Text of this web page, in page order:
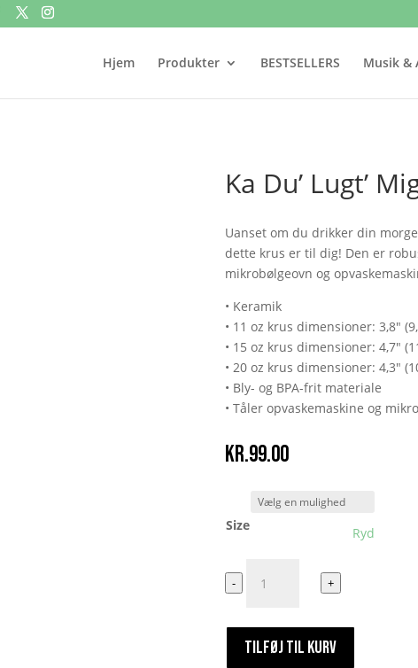
Hjem Produkter BESTSELLERS Musik &
Ka Du’ Lugt’
Uanset om du drikker din
dette krus er til dig! Den er
mikrobølgeovn og
• Keramik
• 11 oz krus dimensioner: 3,8″
• 15 oz krus dimensioner: 4,7″
• 20 oz krus dimensioner: 4,3″
• Bly- og BPA-frit materiale
• Tåler opvaskemaskine og
kr.99.00
Size Ryd
Ka
Du'
Mig
antal
- +
TILFØJ TIL KURV